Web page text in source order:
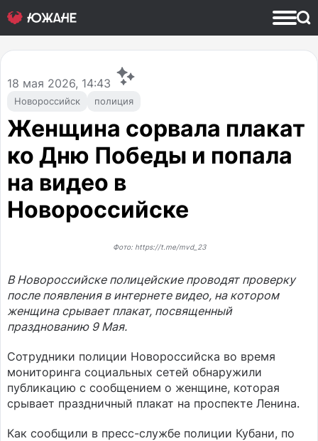
Новороссийск полиция
18 мая 2026, 14:43
Женщина сорвала плакат
ко Дню Победы и попала
на видео в
Новороссийске
Фото: https://t.me/mvd_23
В Новороссийске полицейские проводят проверку
после появления в интернете видео, на котором
женщина срывает плакат, посвященный
празднованию 9 Мая.
Сотрудники полиции Новороссийска во время
мониторинга социальных сетей обнаружили
публикацию с сообщением о женщине, которая
срывает праздничный плакат на проспекте Ленина.
Как сообщили в пресс-службе полиции Кубани, по